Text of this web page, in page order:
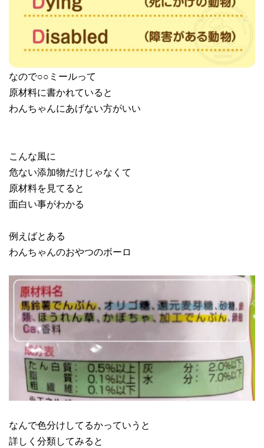
なので○○ミールって
原材料に書かれていると
わんちゃんにあげない方がいい
こんな風に
危ない添加物だけじゃなくて
原材料を見てると
面白い事がわかる
例えばとある
わんちゃんのおやつのボーロ
なんで色分けしてるかっていうと
詳しく分類してみると